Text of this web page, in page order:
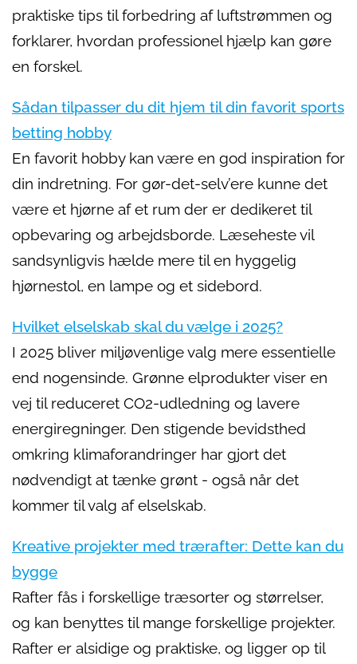
praktiske tips til forbedring af luftstrømmen og
forklarer, hvordan professionel hjælp kan gøre
en forskel.
Sådan tilpasser du dit hjem til din favorit sports
betting hobby
En favorit hobby kan være en god inspiration for
din indretning. For gør-det-selv’ere kunne det
være et hjørne af et rum der er dedikeret til
opbevaring og arbejdsborde. Læseheste vil
sandsynligvis hælde mere til en hyggelig
hjørnestol, en lampe og et sidebord.
Hvilket elselskab skal du vælge i 2025?
I 2025 bliver miljøvenlige valg mere essentielle
end nogensinde. Grønne elprodukter viser en
vej til reduceret CO2-udledning og lavere
energiregninger. Den stigende bevidsthed
omkring klimaforandringer har gjort det
nødvendigt at tænke grønt - også når det
kommer til valg af elselskab.
Kreative projekter med trærafter: Dette kan du
bygge
Rafter fås i forskellige træsorter og størrelser,
og kan benyttes til mange forskellige projekter.
Rafter er alsidige og praktiske, og ligger op til